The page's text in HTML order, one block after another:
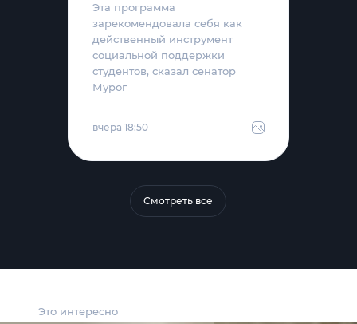
Это интересно
Эта программа
зарекомендовала себя как
действенный инструмент
социальной поддержки
студентов, сказал сенатор
Мурог
вчера 18:50
Смотреть все